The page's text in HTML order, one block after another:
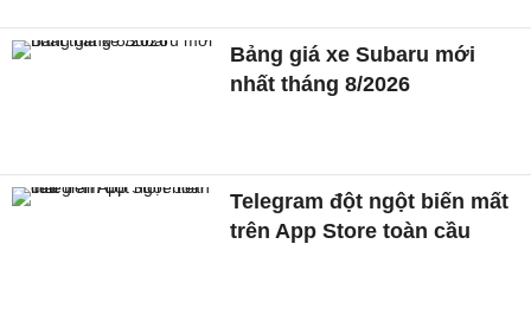
Bảng giá xe Subaru mới
nhất tháng 8/2026
Telegram đột ngột biến mất
trên App Store toàn cầu